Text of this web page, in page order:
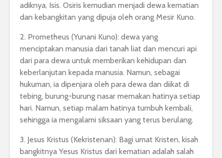
adiknya, Isis. Osiris kemudian menjadi dewa kematian
dan kebangkitan yang dipuja oleh orang Mesir Kuno.
2. Prometheus (Yunani Kuno): dewa yang
menciptakan manusia dari tanah liat dan mencuri api
dari para dewa untuk memberikan kehidupan dan
keberlanjutan kepada manusia. Namun, sebagai
hukuman, ia dipenjara oleh para dewa dan diikat di
tebing, burung-burung nasar memakan hatinya setiap
hari. Namun, setiap malam hatinya tumbuh kembali,
sehingga ia mengalami siksaan yang terus berulang.
3. Jesus Kristus (Kekristenan): Bagi umat Kristen, kisah
bangkitnya Yesus Kristus dari kematian adalah salah